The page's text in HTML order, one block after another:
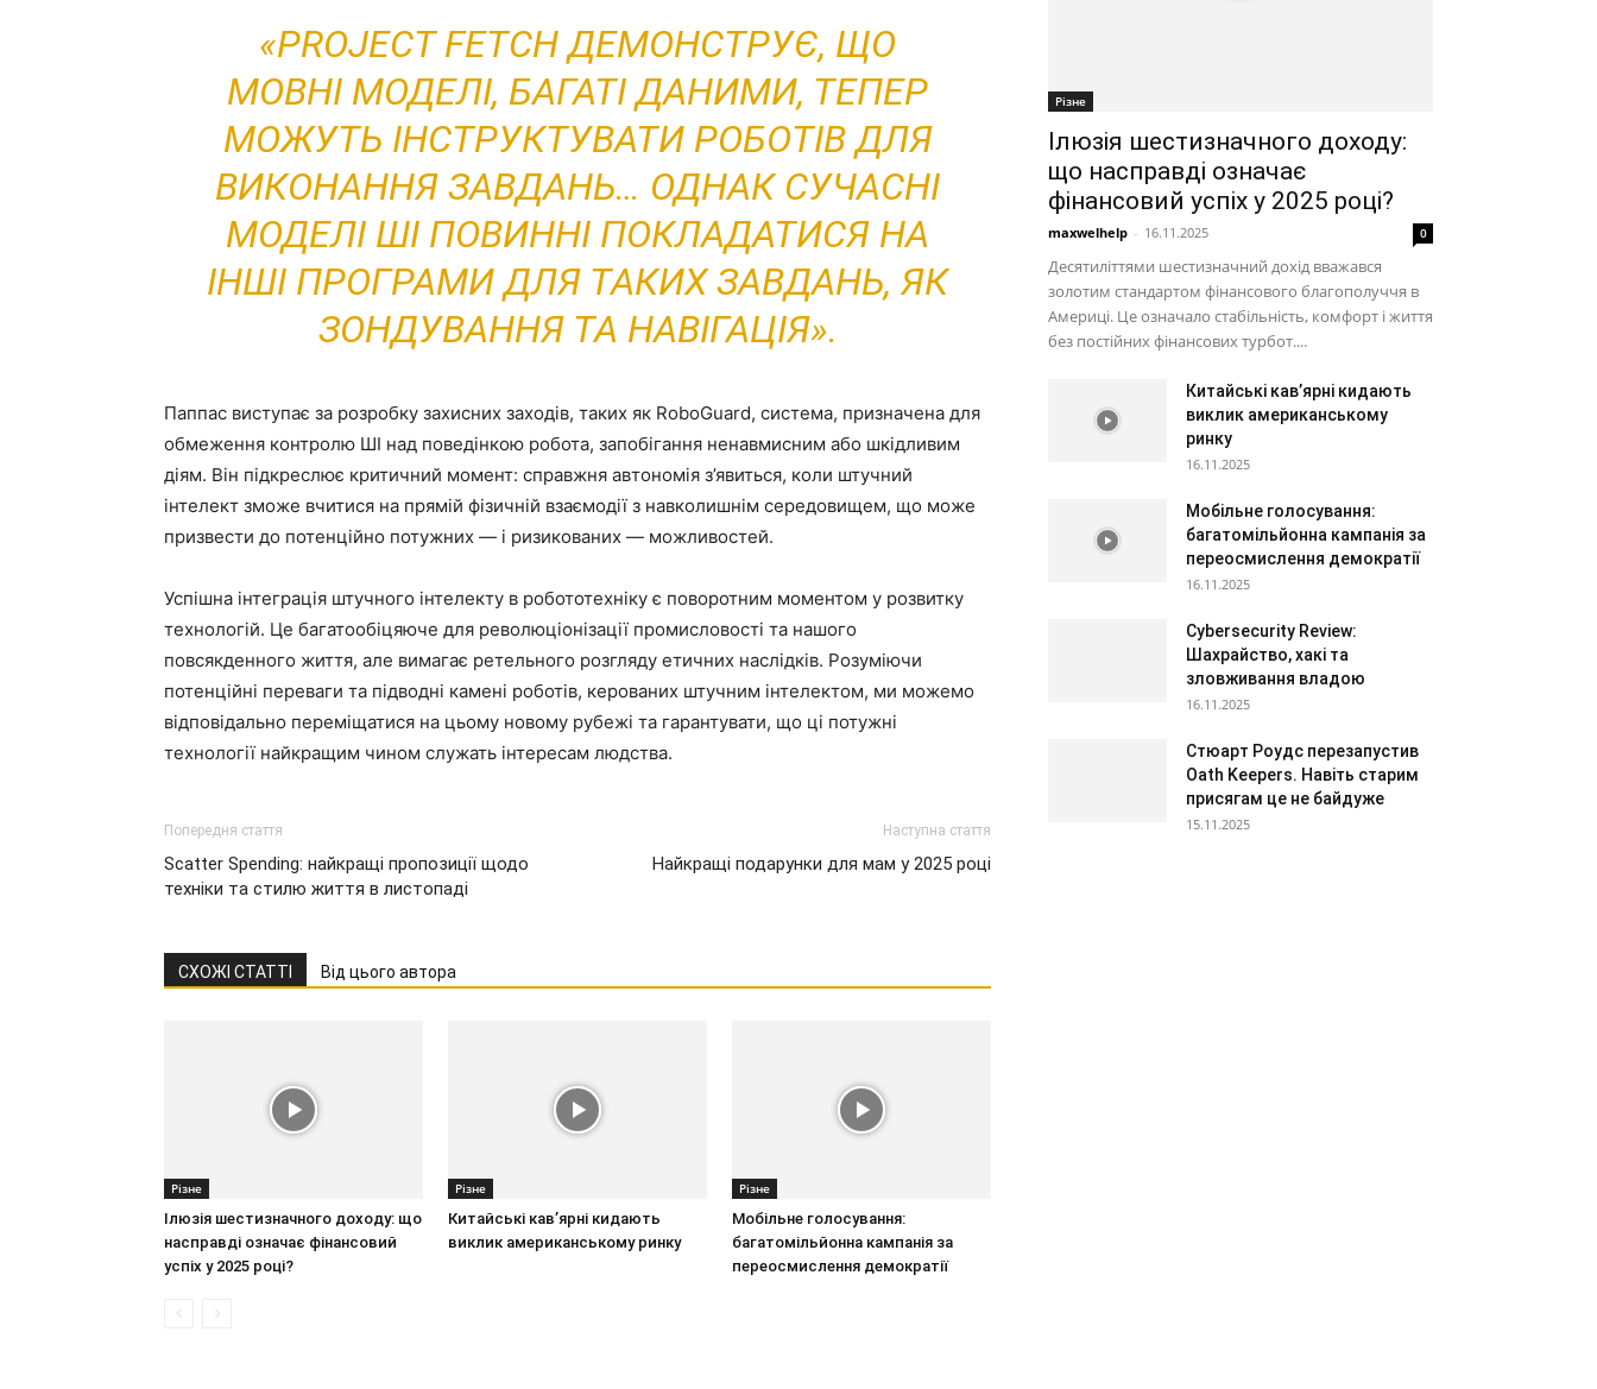
«PROJECT FETCH ДЕМОНСТРУЄ, ЩО
МОВНІ МОДЕЛІ, БАГАТІ ДАНИМИ, ТЕПЕР
МОЖУТЬ ІНСТРУКТУВАТИ РОБОТІВ ДЛЯ
ВИКОНАННЯ ЗАВДАНЬ… ОДНАК СУЧАСНІ
МОДЕЛІ ШІ ПОВИННІ ПОКЛАДАТИСЯ НА
ІНШІ ПРОГРАМИ ДЛЯ ТАКИХ ЗАВДАНЬ, ЯК
ЗОНДУВАННЯ ТА НАВІГАЦІЯ».
Паппас виступає за розробку захисних заходів, таких як RoboGuard, система, призначена для
обмеження контролю ШІ над поведінкою робота, запобігання ненавмисним або шкідливим
діям. Він підкреслює критичний момент: справжня автономія з’явиться, коли штучний
інтелект зможе вчитися на прямій фізичній взаємодії з навколишнім середовищем, що може
призвести до потенційно потужних — і ризикованих — можливостей.
Успішна інтеграція штучного інтелекту в робототехніку є поворотним моментом у розвитку
технологій. Це багатообіцяюче для революціонізації промисловості та нашого
повсякденного життя, але вимагає ретельного розгляду етичних наслідків. Розуміючи
потенційні переваги та підводні камені роботів, керованих штучним інтелектом, ми можемо
відповідально переміщатися на цьому новому рубежі та гарантувати, що ці потужні
технології найкращим чином служать інтересам людства.
Попередня стаття
Scatter Spending: найкращі пропозиції щодо
техніки та стилю життя в листопаді
Наступна стаття
Найкращі подарунки для мам у 2025 році
СХОЖІ СТАТТІ Від цього автора
Різне
Ілюзія шестизначного доходу: що
насправді означає фінансовий
успіх у 2025 році?
Різне
Китайські кав’ярні кидають
виклик американському ринку
Різне
Мобільне голосування:
багатомільйонна кампанія за
переосмислення демократії
Різне
Ілюзія шестизначного доходу:
що насправді означає
фінансовий успіх у 2025 році?
maxwelhelp - 16.11.2025 0
Десятиліттями шестизначний дохід вважався
золотим стандартом фінансового благополуччя в
Америці. Це означало стабільність, комфорт і життя
без постійних фінансових турбот....
Китайські кав’ярні кидають
виклик американському
ринку
16.11.2025
Мобільне голосування:
багатомільйонна кампанія за
переосмислення демократії
16.11.2025
Cybersecurity Review:
Шахрайство, хакі та
зловживання владою
16.11.2025
Стюарт Роудс перезапустив
Oath Keepers. Навіть старим
присягам це не байдуже
15.11.2025